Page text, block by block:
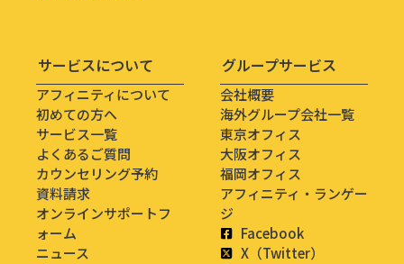
サービスについて
アフィニティについて
初めての方へ
サービス一覧
よくあるご質問
カウンセリング予約
資料請求
オンラインサポートフ
ォーム
ニュース
グループサービス
会社概要
海外グループ会社一覧
東京オフィス
大阪オフィス
福岡オフィス
アフィニティ・ランゲー
ジ
Facebook
X（Twitter）